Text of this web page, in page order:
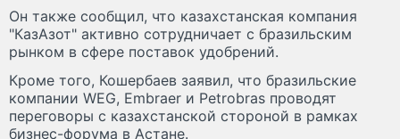
Он также сообщил, что казахстанская компания
"КазАзот" активно сотрудничает с бразильским
рынком в сфере поставок удобрений.
Кроме того, Кошербаев заявил, что бразильские
компании WEG, Embraer и Petrobras проводят
переговоры с казахстанской стороной в рамках
бизнес-форума в Астане.